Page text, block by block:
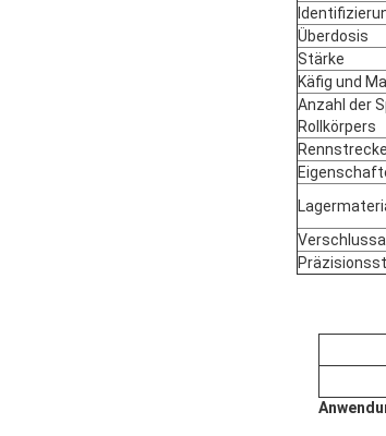
Überdosis
Stärke
Käfig und
Anzahl der
Rollkörpers